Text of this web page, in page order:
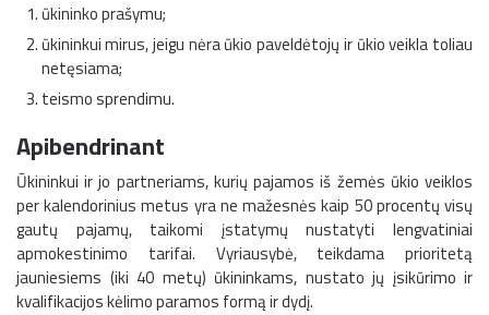
ūkininko prašymu;
ūkininkui mirus, jeigu nėra ūkio paveldėtojų ir ūkio veikla toliau
netęsiama;
teismo sprendimu.
Apibendrinant
Ūkininkui ir jo partneriams, kurių pajamos iš žemės ūkio veiklos
per kalendorinius metus yra ne mažesnės kaip 50 procentų visų
gautų pajamų, taikomi įstatymų nustatyti lengvatiniai
apmokestinimo tarifai. Vyriausybė, teikdama prioritetą
jauniesiems (iki 40 metų) ūkininkams, nustato jų įsikūrimo ir
kvalifikacijos kėlimo paramos formą ir dydį.